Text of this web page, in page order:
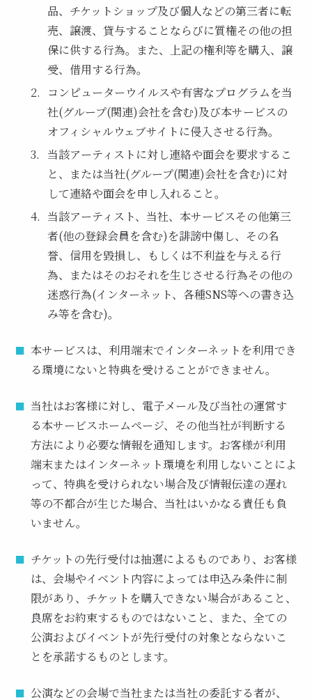
品、チケットショップ及び個人などの第三者に転
売、譲渡、貸与することならびに質権その他の担
保に供する行為。また、上記の権利等を購入、譲
受、借用する行為。
コンピューターウイルスや有害なプログラムを当
社(グループ(関連)会社を含む)及び本サービスの
オフィシャルウェブサイトに侵入させる行為。
当該アーティストに対し連絡や面会を要求するこ
と、または当社(グループ(関連)会社を含む)に対
して連絡や面会を申し入れること。
当該アーティスト、当社、本サービスその他第三
者(他の登録会員を含む)を誹謗中傷し、その名
誉、信用を毀損し、もしくは不利益を与える行
為、またはそのおそれを生じさせる行為その他の
迷惑行為(インターネット、各種SNS等への書き込
み等を含む)。
本サービスは、利用端末でインターネットを利用でき
る環境にないと特典を受けることができません。
当社はお客様に対し、電子メール及び当社の運営す
る本サービスホームページ、その他当社が判断する
方法により必要な情報を通知します。お客様が利用
端末またはインターネット環境を利用しないことによ
って、特典を受けられない場合及び情報伝達の遅れ
等の不都合が生じた場合、当社はいかなる責任も負
いません。
チケットの先行受付は抽選によるものであり、お客様
は、会場やイベント内容によっては申込み条件に制
限があり、チケットを購入できない場合があること、
良席をお約束するものではないこと、また、全ての
公演およびイベントが先行受付の対象とならないこ
とを承諾するものとします。
公演などの会場で当社または当社の委託する者が、